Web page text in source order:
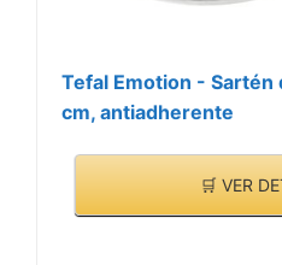
Tefal Emotion - Sartén
cm, antiadherente
🛒 VER